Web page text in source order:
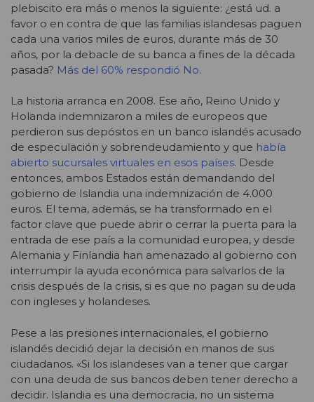
plebiscito era más o menos la siguiente: ¿está ud. a
favor o en contra de que las familias islandesas paguen
cada una varios miles de euros, durante más de 30
años, por la debacle de su banca a fines de la década
pasada? Más del 60% respondió No.
La historia arranca en 2008. Ese año, Reino Unido y
Holanda indemnizaron a miles de europeos que
perdieron sus depósitos en un banco islandés acusado
de especulación y sobrendeudamiento y que había
abierto sucursales virtuales en esos países. Desde
entonces, ambos Estados están demandando del
gobierno de Islandia una indemnización de 4.000
euros. El tema, además, se ha transformado en el
factor clave que puede abrir o cerrar la puerta para la
entrada de ese país a la comunidad europea, y desde
Alemania y Finlandia han amenazado al gobierno con
interrumpir la ayuda económica para salvarlos de la
crisis después de la crisis, si es que no pagan su deuda
con ingleses y holandeses.
Pese a las presiones internacionales, el gobierno
islandés decidió dejar la decisión en manos de sus
ciudadanos. «Si los islandeses van a tener que cargar
con una deuda de sus bancos deben tener derecho a
decidir. Islandia es una democracia, no un sistema